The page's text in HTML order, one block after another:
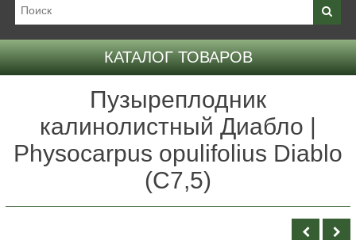
КАТАЛОГ ТОВАРОВ
Пузыреплодник
калинолистный Диабло |
Physocarpus opulifolius Diablo
(С7,5)